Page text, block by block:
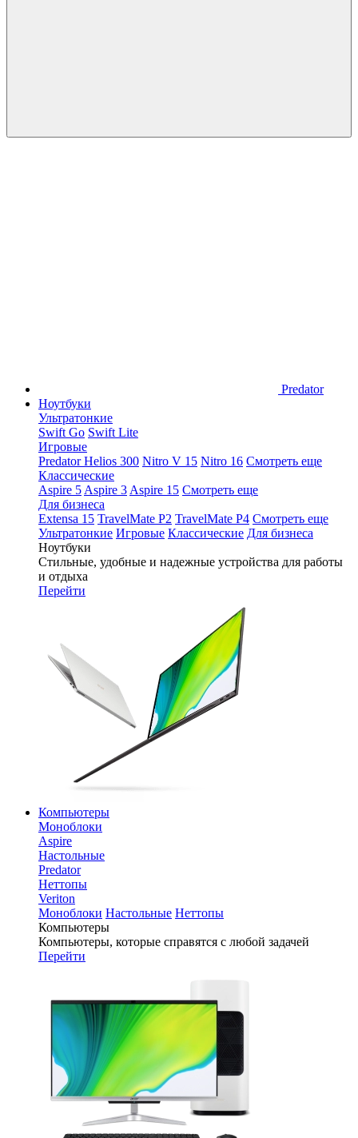
Predator
Ноутбуки
Ультратонкие
Swift Go Swift Lite
Игровые
Predator Helios 300 Nitro V 15 Nitro 16 Смотреть еще
Классические
Aspire 5 Aspire 3 Aspire 15 Смотреть еще
Для бизнеса
Extensa 15 TravelMate P2 TravelMate P4 Смотреть еще
Ультратонкие Игровые Классические Для бизнеса
Ноутбуки
Стильные, удобные и надежные устройства для работы
и отдыха
Перейти
Компьютеры
Моноблоки
Aspire
Настольные
Predator
Неттопы
Veriton
Моноблоки Настольные Неттопы
Компьютеры
Компьютеры, которые справятся с любой задачей
Перейти